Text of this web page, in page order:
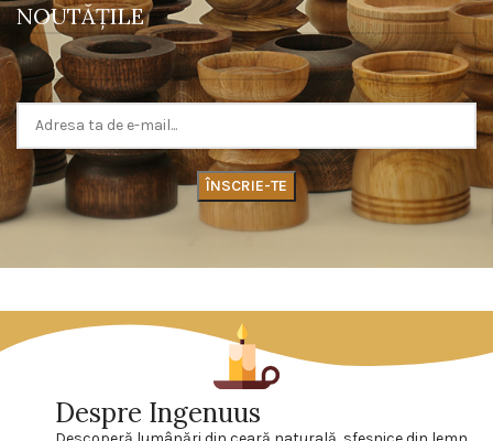
NOUTĂŢILE
Despre Ingenuus